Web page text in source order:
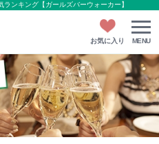
ンキング【ガールズバーウォーカー】
お気に入り MENU